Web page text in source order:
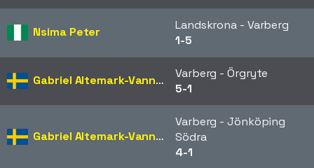
Nsima Peter
Landskrona - Varberg
1-5
Gabriel Altemark-Vanneryr
Varberg - Örgryte
5-1
Gabriel Altemark-Vanneryr
Varberg - Jönköping
Södra
4-1